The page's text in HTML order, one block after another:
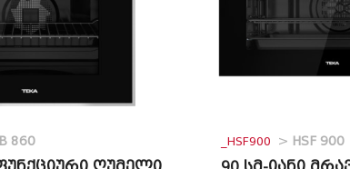
860 _HSF900 > HSF 900